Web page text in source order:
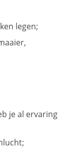
legen;
je al ervaring